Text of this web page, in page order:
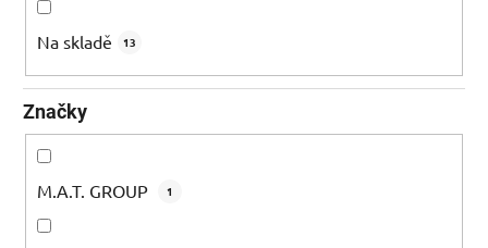
ů
Na skladě 13
Značky
M.A.T. GROUP 1